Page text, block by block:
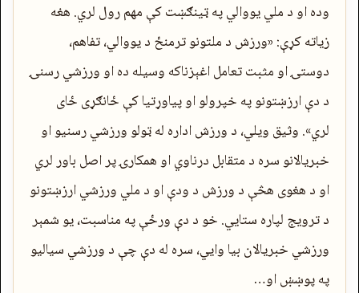
وده او د ملي یووالي په ټینګښت کې مهم رول لري. هغه
زیاته کړې: «ورزش د ملتونو ترمنځ د یووالي، تفاهم،
دوستۍ او مثبت تعامل اغېزناکه وسیله ده او ورزشي رسنۍ
د دې ارزښتونو په خپرولو او پیاوړتیا کې ځانګړی ځای
لري». وثیق ویلي، د ورزش اداره له ټولو ورزشي رسنیو او
خبریالانو سره د متقابل درناوي او همکارۍ پر اصل باور لري
او د هغوی هڅې د ورزش د ودې او د ملي ورزشي ارزښتونو
د ترویج لپاره ستایي. خو د دې ورځې په مناسبت، یو شمېر
ورزشي خبریالان بیا وايي، سره له دې چې د ورزشي سیالیو
په پوښښ او…